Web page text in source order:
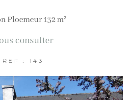
Ploemeur 132 m²
consulter
REF : 143
LES CRITÈRES
PAR